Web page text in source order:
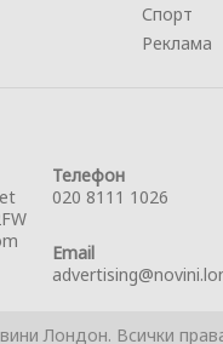
Спорт
Реклама
Телефон
020 8111 1026
Email
Лондон. Всички